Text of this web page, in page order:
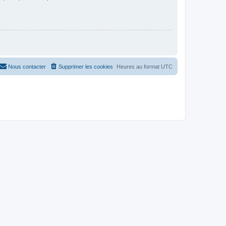
Heures au format UTC
Supprimer les cookies
Nous contacter